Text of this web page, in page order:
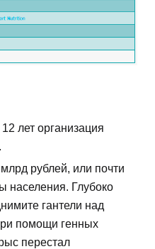
лет организация
рублей, или почти
населения. Глубоко
гантели над
помощи генных
перестал